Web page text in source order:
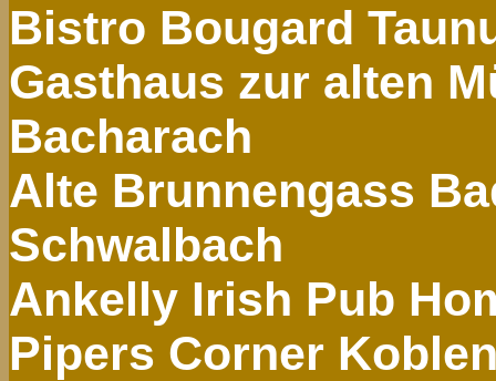
Bistro Bougard
Gasthaus zur alten
Bacharach
Alte Brunnengass
Schwalbach
Ankelly Irish Pub
Pipers Corner